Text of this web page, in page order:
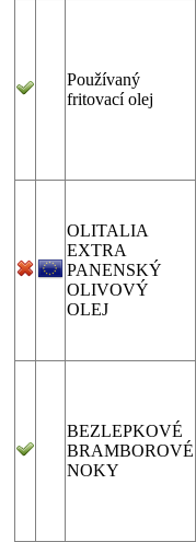
Používaný
fritovací olej
OLITALIA
EXTRA
PANENSKÝ
OLIVOVÝ
OLEJ
BEZLEPKOVÉ
BRAMBOROVÉ
NOKY